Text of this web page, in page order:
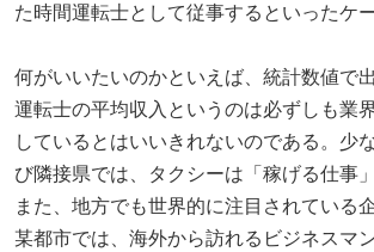
た時間運転士として従事するといったケ
何がいいたいのかといえば、統計数値で
運転士の平均収入というのは必ずしも業
しているとはいいきれないのである。少
び隣接県では、タクシーは「稼げる仕事
また、地方でも世界的に注目されている
某都市では、海外から訪れるビジネスマ